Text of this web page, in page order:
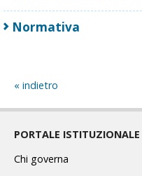
Normativa
indietro
PORTALE ISTITUZIONALE
Chi governa